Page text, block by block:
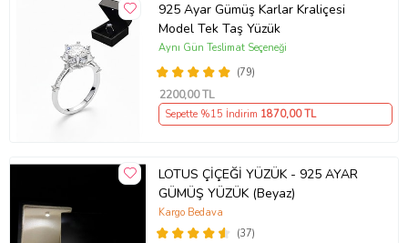
925 Ayar Gümüş Karlar Kraliçesi
Model Tek Taş Yüzük
(79)
Aynı Gün Teslimat Seçeneği
2200,00 TL
Sepette %15 İndirim 1870,00 TL
LOTUS ÇİÇEĞİ YÜZÜK - 925 AYAR
GÜMÜŞ YÜZÜK (Beyaz)
(37)
Kargo Bedava